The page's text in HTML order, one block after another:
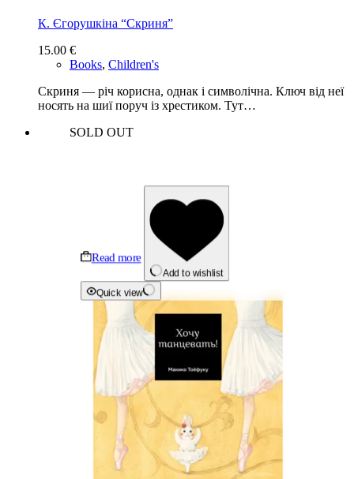
К. Єгорушкіна “Скриня”
15.00 €
Books, Children's
Скриня — річ корисна, однак і символічна. Ключ від неї
носять на шиї поруч із хрестиком. Тут…
SOLD OUT
Read more
Add to wishlist
Quick view